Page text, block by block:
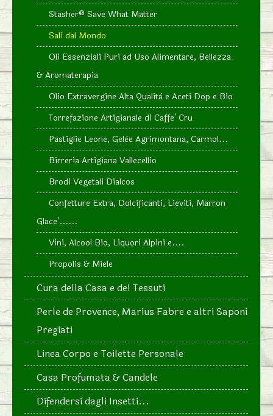
Stasher®️ Save What Matter
Sali dal Mondo
Oli Essenziali Puri ad Uso Alimentare, Bellezza
& Aromaterapia
Olio Extravergine Alta Qualità e Aceti Dop e Bio
Torrefazione Artigianale di Caffe' Cru
Pastiglie Leone, Gelèe Agrimontana, Carmol...
Birreria Artigiana Vallecellio
Brodi Vegetali Dialcos
Confetture Extra, Dolcificanti, Lieviti, Marron
Glace'......
Vini, Alcool Bio, Liquori Alpini e....
Propolis & Miele
Cura della Casa e dei Tessuti
Perle de Provence, Marius Fabre e altri Saponi
Pregiati
Linea Corpo e Toilette Personale
Casa Profumata & Candele
Difendersi dagli Insetti...